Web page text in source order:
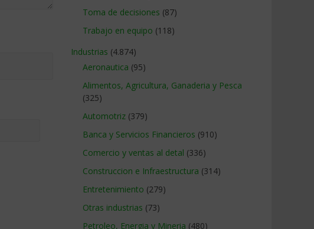
Toma de decisiones (87)
Trabajo en equipo (118)
Industrias (4.874)
Aeronautica (95)
Alimentos, Agricultura, Ganaderia y Pesca
(325)
Automotriz (379)
Banca y Servicios Financieros (910)
Comercio y ventas al detal (336)
Construccion e Infraestructura (314)
Entretenimiento (279)
Otras industrias (73)
Petroleo, Energia y Mineria (480)